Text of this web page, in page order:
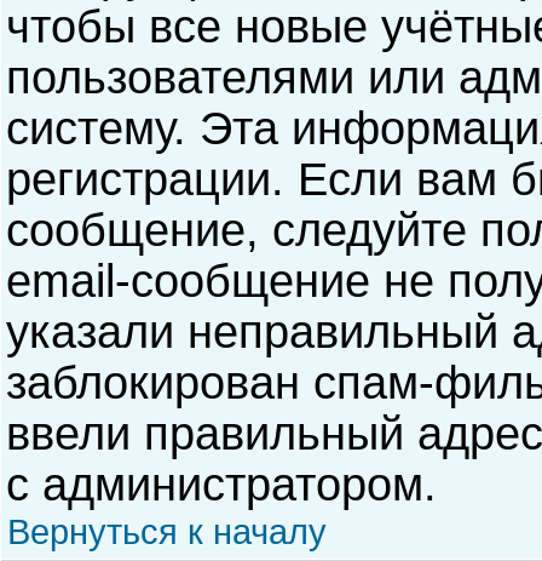
чтобы все новые
пользователями или
систему. Эта
регистрации. Если вам
сообщение, следуйте
email-сообщение не
указали неправильный
заблокирован спам-
ввели правильный
с администратором.
Вернуться к началу